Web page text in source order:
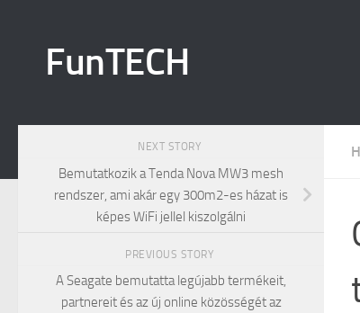
FunTECH
NEXT STORY
Bemutatkozik a Tenda Nova MW3 mesh
rendszer, ami akár egy 300m2-es házat is
képes WiFi jellel kiszolgálni
PREVIOUS STORY
A Seagate bemutatta legújabb termékeit,
partnereit és az új online közösségét az